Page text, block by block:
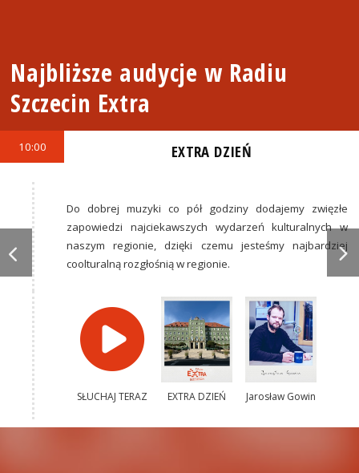
Najbliższe audycje w Radiu
Szczecin Extra
10:00 EXTRA DZIEŃ
Do dobrej muzyki co pół godziny dodajemy zwięzłe
zapowiedzi najciekawszych wydarzeń kulturalnych w
naszym regionie, dzięki czemu jesteśmy najbardziej
coolturalną rozgłośnią w regionie.
SŁUCHAJ TERAZ EXTRA DZIEŃ Jarosław Gowin